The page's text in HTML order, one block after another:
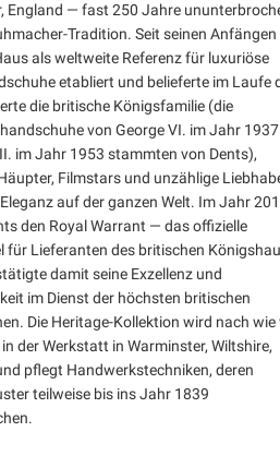
England — fast 250 Jahre
Tradition. Seit seinen Anfängen
als weltweite Referenz für luxuriöse
etabliert und belieferte im Laufe
die britische Königsfamilie (die
von George VI. im Jahr
im Jahr 1953 stammten von Dents),
Filmstars und unzählige
auf der ganzen Welt. Im Jahr
den Royal Warrant — das offizielle
für Lieferanten des britischen
damit seine Exzellenz und
im Dienst der höchsten britischen
Die Heritage-Kollektion wird nach wie
der Werkstatt in Warminster, Wiltshire,
pflegt Handwerkstechniken, deren
teilweise bis ins Jahr 1839